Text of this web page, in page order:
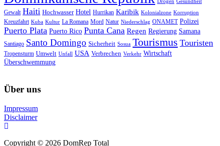
Gewalt Haiti Hochwasser Hotel Hurrikan Karibik Kolonialzone Korruption
Kreuzfahrt Kuba Kultur La Romana Mord Natur Niederschlag ONAMET Polizei
Puerto Plata Puerto Rico Punta Cana Regen Regierung Samana
Santiago Santo Domingo Sicherheit Sosua Tourismus Touristen
Tropensturm Umwelt Unfall USA Verbrechen Verkehr Wirtschaft
Überschwemmung
Über uns
Impressum
Disclaimer
Copyright © 2026 DomRep Total